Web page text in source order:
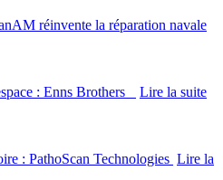
réinvente la réparation navale
: Enns Brothers
Lire la suite
: PathoScan Technologies Lire la